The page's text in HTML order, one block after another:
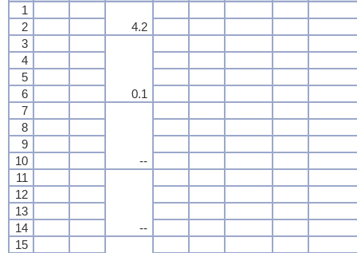
1
4.2
2
3
0.1
4
5
6
7
--
8
9
10
11
--
12
13
14
15